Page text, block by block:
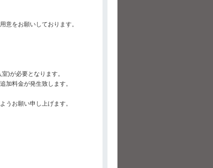
意をお願いしております。
)が必要となります。
加料金が発生致します。
うお願い申し上げます。